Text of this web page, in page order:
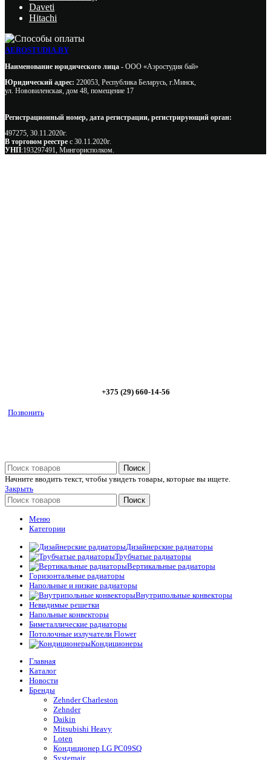
Daveti
Hitachi
AEROSTUDIA.BY
Наименование юридического лица - ООО «Аэростудия бай»
Юридический адрес: 220053, Республика Беларусь, г.Минск,
ул. Нововиленская, дом 48, помещение 17
Регистрационный номер, дата регистрации, регистрирующий орган:
497275, 30.11.2020г.
В торговом реестре с 30.11.2020г.
УНП:193297491, Мингорисполком.
+375 (29) 660-14-56
Позвонить
Поиск
Начните вводить текст, чтобы увидеть товары, которые вы ищете.
Закрыть
Поиск
Меню
Категории
Дизайнерские радиаторы
Трубчатые радиаторы
Вертикальные радиаторы
Горизонтальные радиаторы
Напольные и низкие радиаторы
Внутрипольные конвекторы
Невидимые решетки
Напольные конвекторы
Биметаллические радиаторы
Потолочные излучатели Flower
Кондиционеры
Главная
Каталог
Новости
Бренды
Zehnder Charleston
Zehnder
Daikin
Mitsubishi Heavy
Loten
Кондиционер LG PC09SQ
Systemair